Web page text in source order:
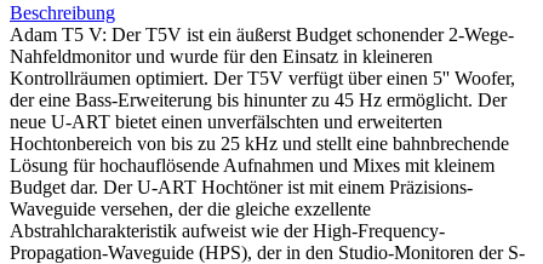
Beschreibung
Adam T5 V: Der T5V ist ein äußerst Budget schonender 2-Wege-
Nahfeldmonitor und wurde für den Einsatz in kleineren
Kontrollräumen optimiert. Der T5V verfügt über einen 5'' Woofer,
der eine Bass-Erweiterung bis hinunter zu 45 Hz ermöglicht. Der
neue U-ART bietet einen unverfälschten und erweiterten
Hochtonbereich von bis zu 25 kHz und stellt eine bahnbrechende
Lösung für hochauflösende Aufnahmen und Mixes mit kleinem
Budget dar. Der U-ART Hochtöner ist mit einem Präzisions-
Waveguide versehen, der die gleiche exzellente
Abstrahlcharakteristik aufweist wie der High-Frequency-
Propagation-Waveguide (HPS), der in den Studio-Monitoren der S-